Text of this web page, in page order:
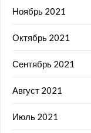
Ноябрь 2021
Октябрь 2021
Сентябрь 2021
Август 2021
Июль 2021